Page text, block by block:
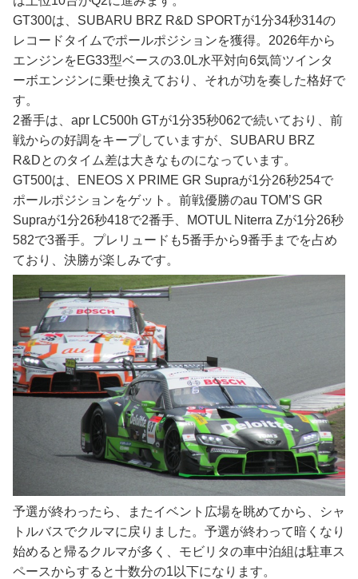
GT300は、SUBARU BRZ R&D SPORTが1分34秒314の
レコードタイムでポールポジションを獲得。2026年から
エンジンをEG33型ベースの3.0L水平対向6気筒ツインタ
ーボエンジンに乗せ換えており、それが功を奏した格好で
す。
2番手は、apr LC500h GTが1分35秒062で続いており、前
戦からの好調をキープしていますが、SUBARU BRZ
R&Dとのタイム差は大きなものになっています。
GT500は、ENEOS X PRIME GR Supraが1分26秒254で
ポールポジションをゲット。前戦優勝のau TOM’S GR
Supraが1分26秒418で2番手、MOTUL Niterra Zが1分26秒
582で3番手。プレリュードも5番手から9番手までを占め
ており、決勝が楽しみです。
予選が終わったら、またイベント広場を眺めてから、シャ
トルバスでクルマに戻りました。予選が終わって暗くなり
始めると帰るクルマが多く、モビリタの車中泊組は駐車ス
ペースからすると十数分の1以下になります。